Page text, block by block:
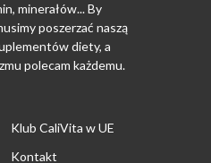
minerałów... By
poszerzać naszą
diety, a
polecam każdemu.
Klub CaliVita w UE
Kontakt